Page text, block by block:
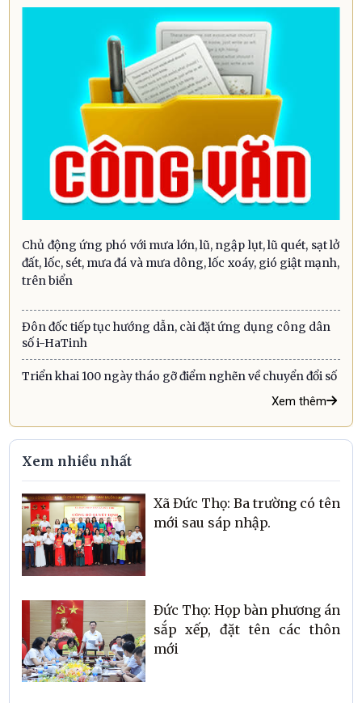
Chủ động ứng phó với mưa lớn, lũ, ngập lụt, lũ quét, sạt lở
đất, lốc, sét, mưa đá và mưa dông, lốc xoáy, gió giật mạnh,
trên biển
Đôn đốc tiếp tục hướng dẫn, cài đặt ứng dụng công dân
số i-HaTinh
Triển khai 100 ngày tháo gỡ điểm nghẽn về chuyển đổi số
Xem thêm
Xem nhiều nhất
Xã Đức Thọ: Ba trường có tên
mới sau sáp nhập.
Đức Thọ: Họp bàn phương án
sắp xếp, đặt tên các thôn
mới